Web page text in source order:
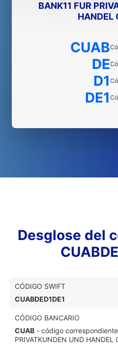
BANK11 FUR
HANDEL
CUAB
DE
D1
DE1
Desglose del
CÓDIGO SWIFT
CUABDED1DE1
CÓDIGO BANCARIO
CUAB - código correspondiente
PRIVATKUNDEN UND HANDEL